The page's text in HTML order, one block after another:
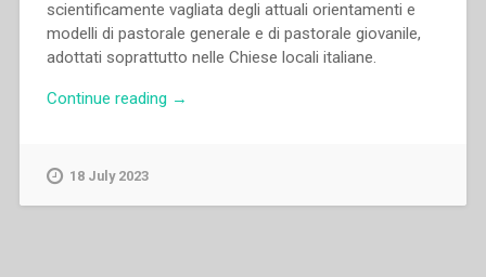
scientificamente vagliata degli attuali orientamenti e
modelli di pastorale generale e di pastorale giovanile,
adottati soprattutto nelle Chiese locali italiane.
Continue reading “Riccardo
→
18 July 2023